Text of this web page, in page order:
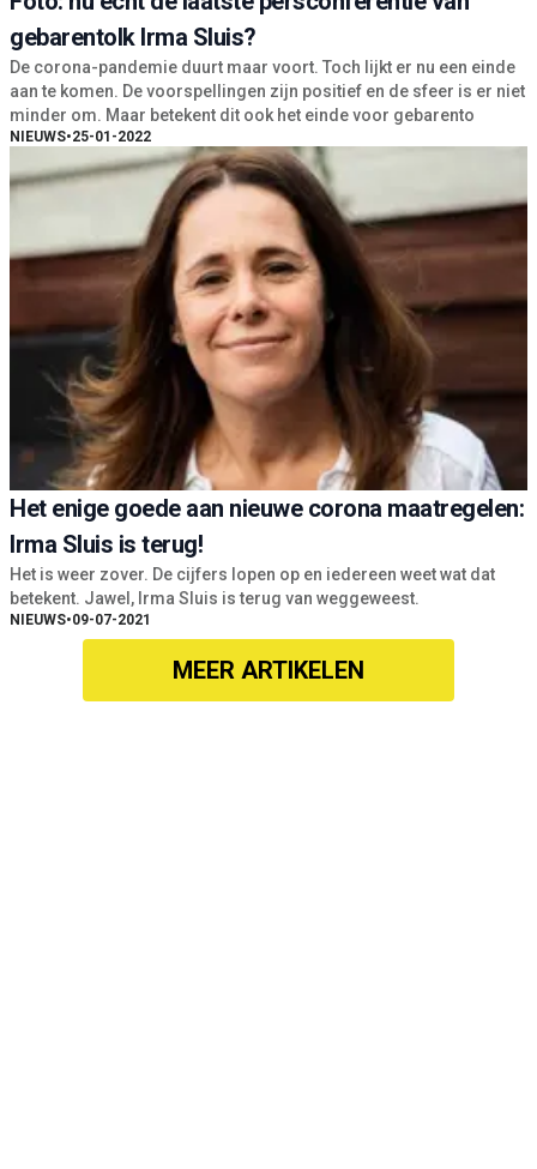
gebarentolk Irma Sluis?
De corona-pandemie duurt maar voort. Toch lijkt er nu een einde
aan te komen. De voorspellingen zijn positief en de sfeer is er niet
minder om. Maar betekent dit ook het einde voor gebarento
NIEUWS•25-01-2022
Het enige goede aan nieuwe corona maatregelen:
Irma Sluis is terug!
Het is weer zover. De cijfers lopen op en iedereen weet wat dat
betekent. Jawel, Irma Sluis is terug van weggeweest.
NIEUWS•09-07-2021
MEER ARTIKELEN